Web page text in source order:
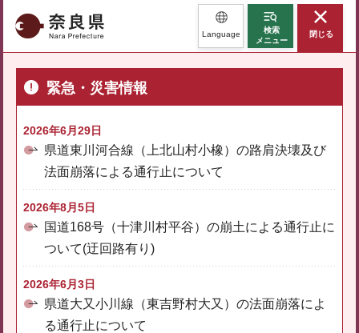
奈良県 Language
検索
メニュー
閉じる
緊急・災害情報
2026年6月29日
県道東川河合線（上北山村小橡）の路肩決壊及び
法面崩落による通行止について
2026年8月5日
国道168号（十津川村平谷）の崩土による通行止に
ついて(迂回路有り)
2026年6月3日
県道大又小川線（東吉野村大又）の法面崩落によ
る通行止について